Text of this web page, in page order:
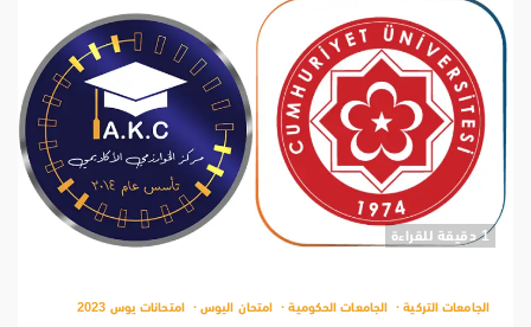
‫1 دقيقة للقراءة
الجامعات التركية الجامعات الحكومية امتحان اليوس امتحانات يوس 2023